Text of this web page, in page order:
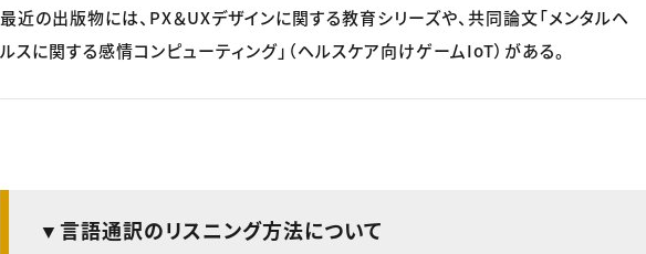
最近の出版物には、PX＆UXデザインに関する教育シリーズや、共同論文「メンタルヘ
ルスに関する感情コンピューティング」（ヘルスケア向けゲームIoT）がある。
▼言語通訳のリスニング方法について